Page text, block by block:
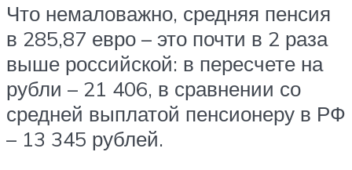
Что немаловажно, средняя пенсия
в 285,87 евро – это почти в 2 раза
выше российской: в пересчете на
рубли – 21 406, в сравнении со
средней выплатой пенсионеру в РФ
– 13 345 рублей.